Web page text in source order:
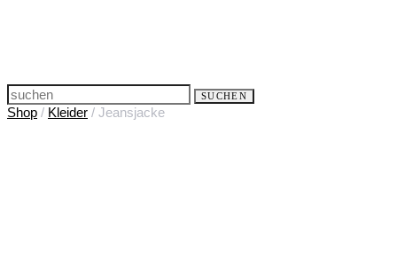
Search
for:
SUCHEN
Shop / Kleider / Jeansjacke